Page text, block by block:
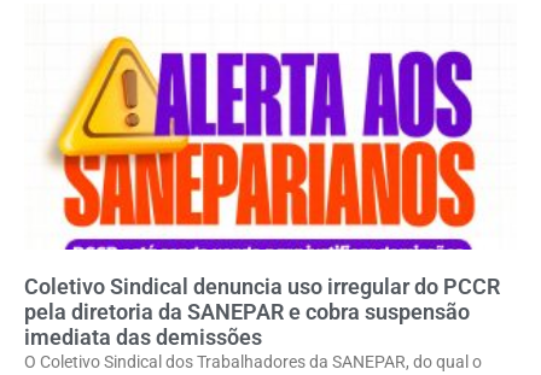
Coletivo Sindical denuncia uso irregular do PCCR
pela diretoria da SANEPAR e cobra suspensão
imediata das demissões
O Coletivo Sindical dos Trabalhadores da SANEPAR, do qual o